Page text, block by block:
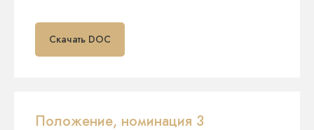
Скачать DOC
Положение, номинация 3